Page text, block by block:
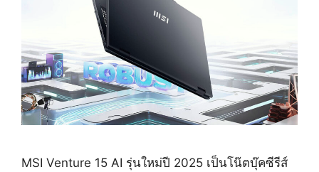
MSI Venture 15 AI รุ่นใหม่ปี 2025 เป็นโน๊ตบุ๊คซีรีส์